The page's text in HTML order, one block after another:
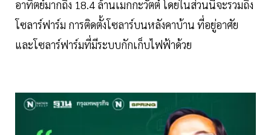
อาทิตย์มากถึง 18.4 ล้านเมกกะวัตต์ โดยในส่วนนี้จะรวมถึง
โซลาร์ฟาร์ม การติดตั้งโซลาร์บนหลังคาบ้าน ที่อยู่อาศัย
และโซลาร์ฟาร์มที่มีระบบกักเก็บไฟฟ้าด้วย